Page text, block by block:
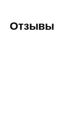
Отзывы